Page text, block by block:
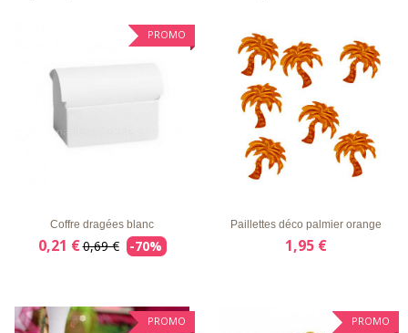
PROMO
Coffre dragées blanc
0,21 €0,69 € -70%
LISTE
DÉTAILS
Paillettes déco palmier orange
1,95 €
PROMO PROMO